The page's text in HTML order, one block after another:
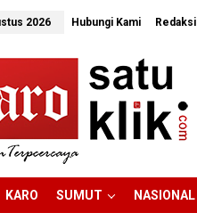
2026 Hubungi Kami Redaksi
KARO SUMUT NASIONAL